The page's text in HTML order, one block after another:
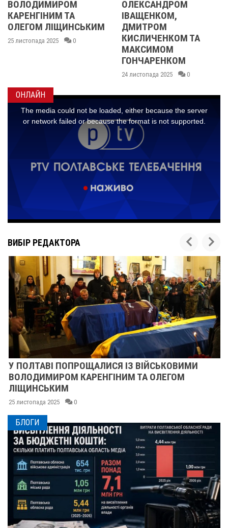
ОЛЕКСАНДРОМ
ІВАЩЕНКОМ,
ДМИТРОМ
КИСЛИЧЕНКОМ ТА
21 листопада 2025
ОНЛАЙН
ВИБІР РЕДАКТОРА
У ПОЛТАВІ ПОПРОЩАЛИСЯ ІЗ ВІЙСЬКОВИМИ
ВОЛОДИМИРОМ КАРЕНГІНИМ ТА ОЛЕГОМ
ЛІЩИНСЬКИМ
25 листопада 2025 0
БЛОГИ